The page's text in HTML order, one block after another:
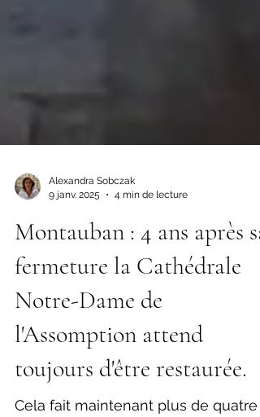
9 janv. 2025
Montauban : 4 ans après sa
fermeture la Cathédrale
Notre-Dame de
l'Assomption attend
toujours d'être restaurée.